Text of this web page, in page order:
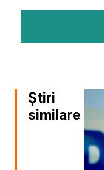
Știri
similare